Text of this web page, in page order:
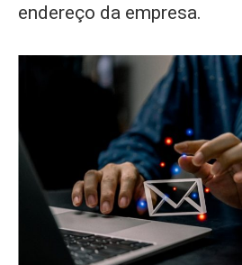
endereço da empresa.